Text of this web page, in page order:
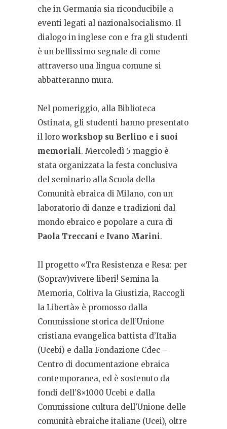
che in Germania sia riconducibile a
eventi legati al nazionalsocialismo. Il
dialogo in inglese con e fra gli studenti
è un bellissimo segnale di come
attraverso una lingua comune si
abbatteranno mura.
Nel pomeriggio, alla Biblioteca
Ostinata, gli studenti hanno presentato
il loro workshop su Berlino e i suoi
memoriali. Mercoledì 5 maggio è
stata organizzata la festa conclusiva
del seminario alla Scuola della
Comunità ebraica di Milano, con un
laboratorio di danze e tradizioni dal
mondo ebraico e popolare a cura di
Paola Treccani e Ivano Marini.
Il progetto «Tra Resistenza e Resa: per
(Soprav)vivere liberi! Semina la
Memoria, Coltiva la Giustizia, Raccogli
la Libertà» è promosso dalla
Commissione storica dell’Unione
cristiana evangelica battista d’Italia
(Ucebi) e dalla Fondazione Cdec –
Centro di documentazione ebraica
contemporanea, ed è sostenuto da
fondi dell’8×1000 Ucebi e dalla
Commissione cultura dell’Unione delle
comunità ebraiche italiane (Ucei), oltre